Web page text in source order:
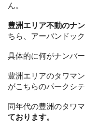
ん。
豊洲エリア不動のナ
ちら、アーバンドッ
具体的に何がナンバ
豊洲エリアのタワマ
がこちらのパークシテ
同年代の豊洲のタワ
ております。